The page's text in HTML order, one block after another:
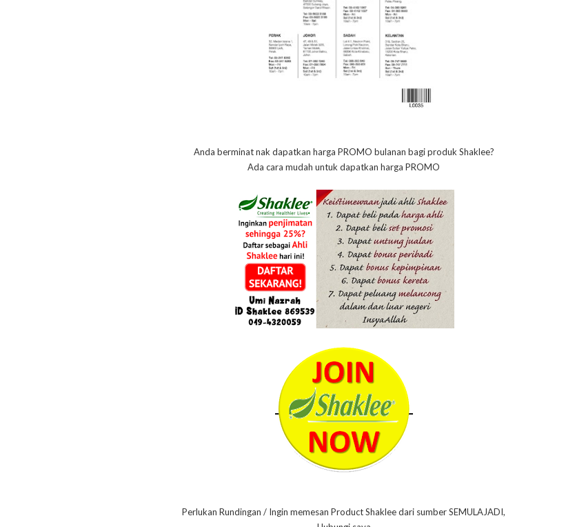
Anda berminat nak dapatkan harga PROMO bulanan bagi produk Shaklee?
Ada cara mudah untuk dapatkan harga PROMO
Perlukan Rundingan / Ingin memesan Product Shaklee dari sumber SEMULAJADI,